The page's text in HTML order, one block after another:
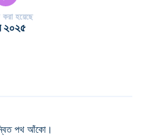
সমাধান করতে এবং আপনার বাড়ি
করুন। আগে থেকে চিন্তা করুন,
হয়েছে
২০২৫
পথ আঁকো।